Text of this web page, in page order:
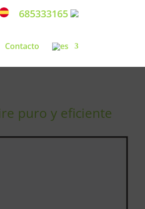
685333165
Contacto
puro y eficiente